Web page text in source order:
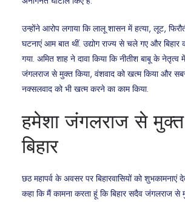
उन्होंने आरोप लगाया कि लालू शासन में हत्या, लूट,
घटनाएं आम बात थीं. उद्योग राज्य से चले गए और बिहार
गया. अमित शाह ने दावा किया कि नीतीश बाबू के नेतृत्व
जंगलराज से मुक्त किया, वंशवाद को खत्म किया और
नक्सलवाद को भी खत्म करने का काम किया.
हमेशा जंगलराज से
बिहार
छठ महापर्व के अवसर पर बिहारवासियों को शुभकामनाएं
कहा कि मैं कामना करता हूं कि बिहार सदैव जंगलराज